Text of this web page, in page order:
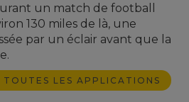
un match de football
130 miles de là, une
par un éclair avant que la
TOUTES LES APPLICATIONS